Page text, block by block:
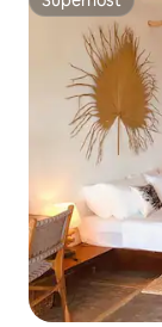
Superhost